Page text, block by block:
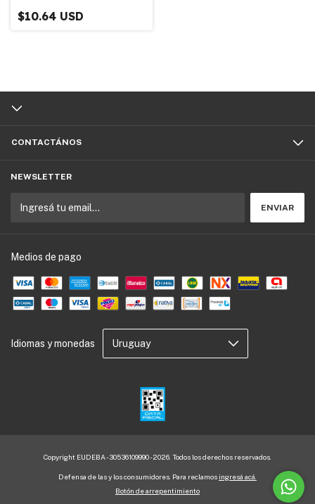
$10.64 USD
CONTACTÁNOS
NEWSLETTER
Medios de pago
Idiomas y monedas
Copyright EUDEBA - 30536109990 - 2026. Todos los derechos reservados.
Defensa de las y los consumidores. Para reclamos ingresá acá.
Botón de arrepentimiento